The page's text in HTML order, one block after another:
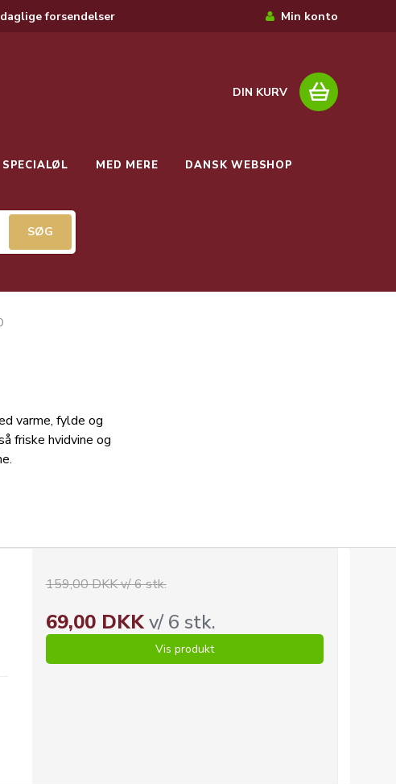
forsendelser Min konto
DIN KURV
SPECIALØL MED MERE DANSK WEBSHOP
varme, fylde og
friske hvidvine og
159,00 DKK v/ 6 stk.
69,00 DKKv/ 6 stk.
Vis produkt